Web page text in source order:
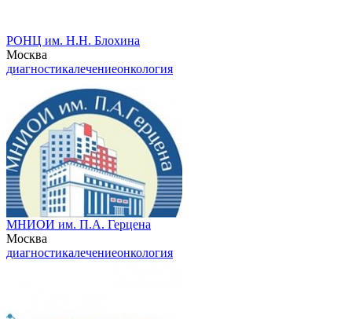
РОНЦ им. Н.Н. Блохина
Москва
диагностикалечениеонкология
МНИОИ им. П.А. Герцена
Москва
диагностикалечениеонкология